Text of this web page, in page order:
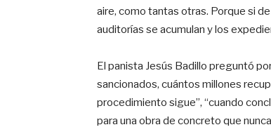
aire, como tantas otras. Porque si
auditorías se acumulan y los
El panista Jesús Badillo preguntó
sancionados, cuántos millones
procedimiento sigue”, “cuando
para una obra de concreto que